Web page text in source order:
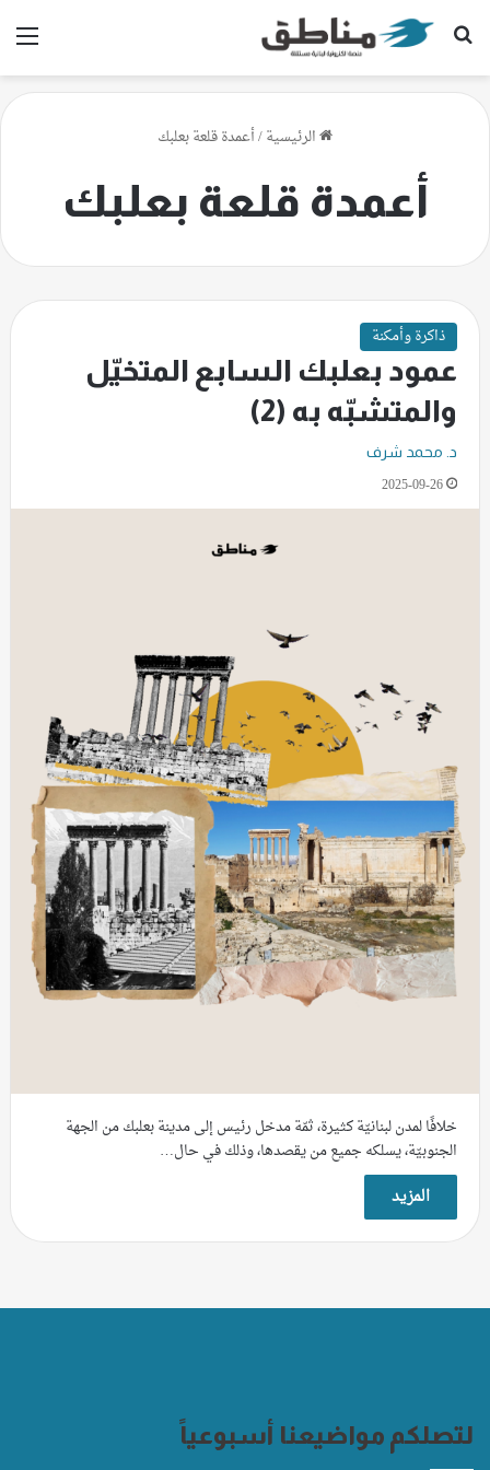
بحث عن
الرئيسية/أعمدة قلعة بعلبك
أعمدة قلعة بعلبك
ذاكرة وأمكنة
عمود بعلبك السابع المتخيّل
والمتشبّه به (2)
د. محمد شرف
2025-09-26
خلافًا لمدن لبنانيّة كثيرة، ثمّة مدخل رئيس إلى مدينة بعلبك من الجهة
الجنوبيّة، يسلكه جميع من يقصدها، وذلك في حال…
المزيد
لتصلكم مواضيعنا أسبوعياً